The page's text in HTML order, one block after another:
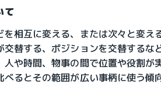
て
相互に変える、または次々と変え
替する、ポジションを交替するな
や時間、物事の間で位置や役割が
るとその範囲が広い事柄に使う傾